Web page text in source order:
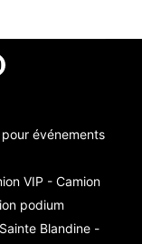
pour événements
VIP - Camion
podium
Blandine -